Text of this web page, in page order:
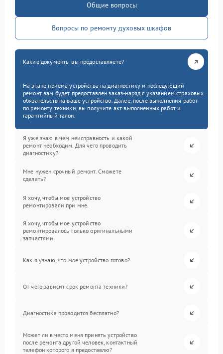
Общие вопросы
Вопросы по ремонту духовых шкафов
Какие документы вы предоставляете?
На этапе приема устройства на диагностику и последующий
ремонт вам будет предоставлен заказ-наряд с указанием страховых
обязательств на ваше устройство. Далее, после выполнения работ
по ремонту техники, вы получите акт выполненных работ и
гарантийный талон.
Я уже знаю в чем неисправность и какой
ремонт необходим. Для чего проводить
диагностику?
Мне нужен срочный ремонт. Сможете
сделать?
Я хочу, чтобы мое устройство
ремонтировали при мне.
Я хочу, чтобы мое устройство
ремонтировалось только оригинальными
запчастями.
Как я узнаю, что мое устройство готово?
От чего зависит срок ремонта техники?
Диагностика проводится бесплатно?
Может ли вместо меня принять устройство
после ремонта другой человек, контактный
телефон которого я предоставлю?